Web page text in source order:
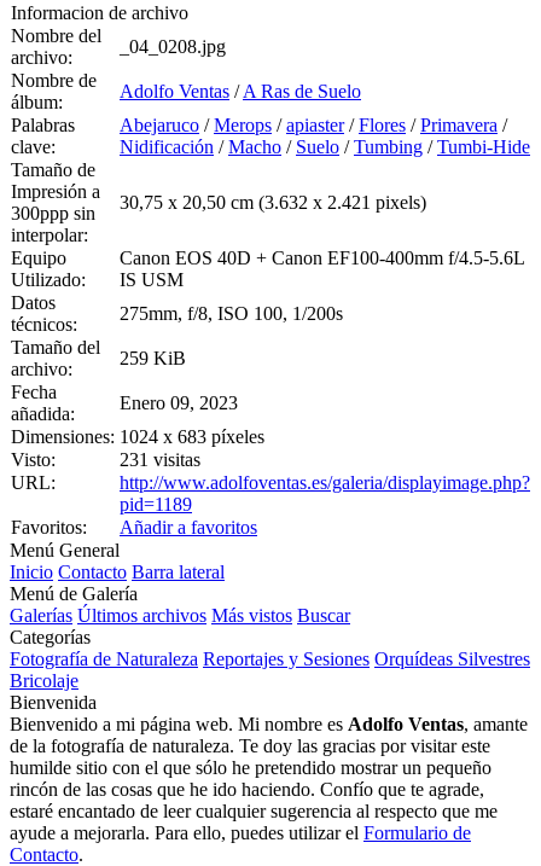
Informacion de archivo
Nombre del
archivo:
_04_0208.jpg
Nombre de
álbum:
Adolfo Ventas /A Ras de Suelo
Palabras
clave:
Abejaruco /Merops /apiaster/Flores /Primavera /
Nidificación /Macho / Suelo /Tumbing /Tumbi-Hide
Tamaño de
Impresión a
300ppp sin
interpolar:
30,75 x 20,50 cm (3.632 x 2.421 pixels)
Equipo
Utilizado:
Canon EOS 40D + Canon EF100-400mm f/4.5-5.6L
IS USM
Datos
técnicos:
275mm, f/8, ISO 100, 1/200s
Tamaño del
archivo:
259 KiB
Fecha
añadida:
Enero 09, 2023
Dimensiones: 1024 x 683 píxeles
Visto:
231 visitas
URL:
http://www.adolfoventas.es/galeria/displayimage.php?
pid=1189
Favoritos:
Añadir a favoritos
Menú General
Inicio Contacto Barra lateral
Menú de Galería
Galerías Últimos archivos Más vistos Buscar
Categorías
Fotografía de Naturaleza Reportajes y Sesiones Orquídeas Silvestres
Bricolaje
Bienvenida
Bienvenido a mi página web. Mi nombre es Adolfo Ventas, amante
de la fotografía de naturaleza. Te doy las gracias por visitar este
humilde sitio con el que sólo he pretendido mostrar un pequeño
rincón de las cosas que he ido haciendo. Confío que te agrade,
estaré encantado de leer cualquier sugerencia al respecto que me
ayude a mejorarla. Para ello, puedes utilizar el Formulario de
Contacto.